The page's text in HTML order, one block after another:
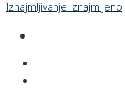
Iznajmljivanje Iznajmljeno